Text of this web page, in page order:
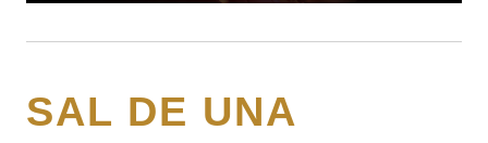
SAL DE UNA